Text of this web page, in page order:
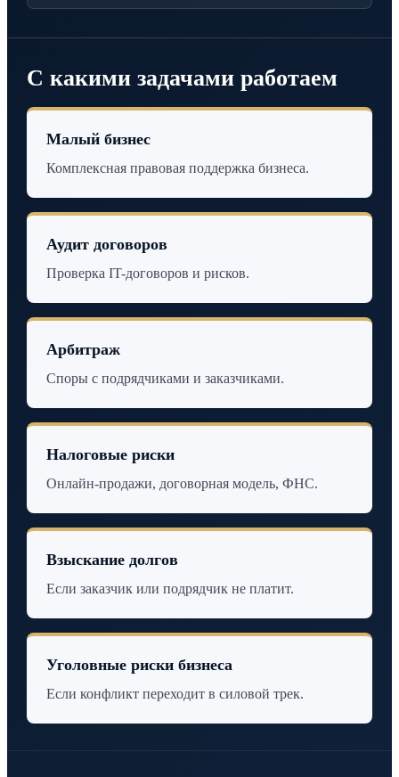
С какими задачами работаем
Малый бизнес
Комплексная правовая поддержка бизнеса.
Аудит договоров
Проверка IT-договоров и рисков.
Арбитраж
Споры с подрядчиками и заказчиками.
Налоговые риски
Онлайн-продажи, договорная модель, ФНС.
Взыскание долгов
Если заказчик или подрядчик не платит.
Уголовные риски бизнеса
Если конфликт переходит в силовой трек.